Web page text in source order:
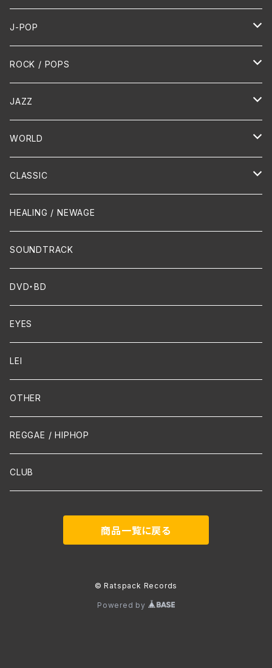
J-POP
HR/HM
演歌 / 歌謡曲
PUNK/HARDCORE
Hip-Hop/Dancehall Reggae
ROCK / POPS
Oldies
HR/HM
JAZZ
Vocal
Piano
Crossover / Fusion
Dixie / New Orleans
FUNK
WORLD
HAWAIIAN
Chanson
CLASSIC
Piano
Flute
Violin
Cello
Guitar / Ukulele
Mandolin
声楽
吹奏楽
Contemporary / Avangarde
HEALING / NEWAGE
SOUNDTRACK
DVD・BD
EYES
LEI
OTHER
REGGAE / HIPHOP
CLUB
商品一覧に戻る
© Ratspack Records
Powered by